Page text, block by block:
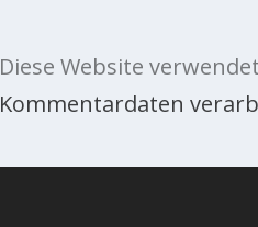
Diese Website
Kommentardaten